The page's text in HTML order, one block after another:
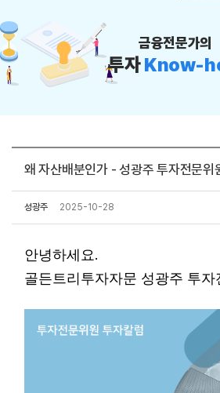
금융전문가의
투자Know-
왜 자산배분인가 - 성광주 투자전문위
성광주 2025-10-28
안녕하세요.
골든트리투자자문 성광주 투